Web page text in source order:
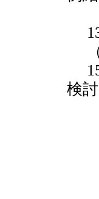
13
（
15
検